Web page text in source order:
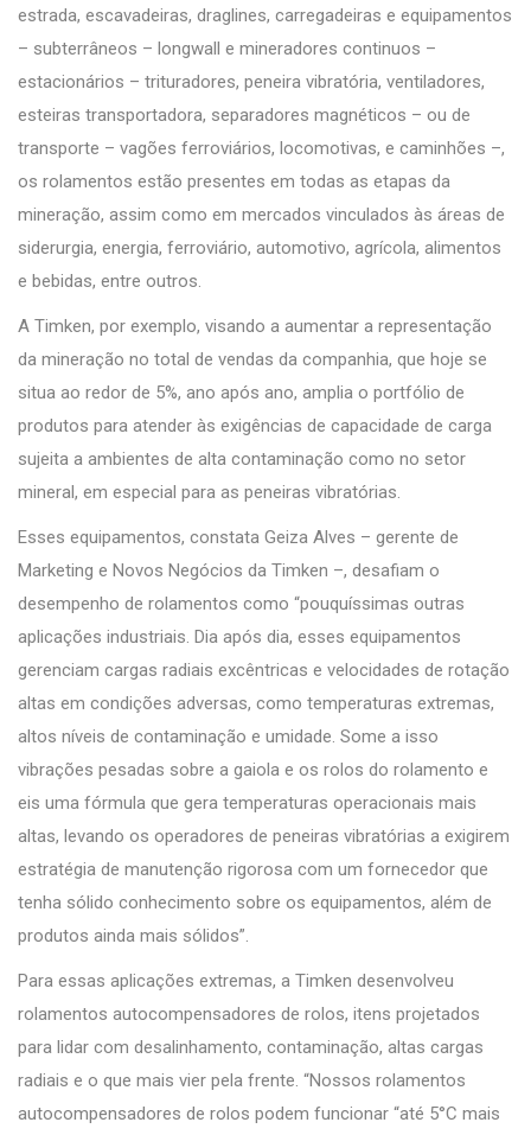
estrada, escavadeiras, draglines, carregadeiras e equipamentos
– subterrâneos – longwall e mineradores continuos –
estacionários – trituradores, peneira vibratória, ventiladores,
esteiras transportadora, separadores magnéticos – ou de
transporte – vagões ferroviários, locomotivas, e caminhões –,
os rolamentos estão presentes em todas as etapas da
mineração, assim como em mercados vinculados às áreas de
siderurgia, energia, ferroviário, automotivo, agrícola, alimentos
e bebidas, entre outros.
A Timken, por exemplo, visando a aumentar a representação
da mineração no total de vendas da companhia, que hoje se
situa ao redor de 5%, ano após ano, amplia o portfólio de
produtos para atender às exigências de capacidade de carga
sujeita a ambientes de alta contaminação como no setor
mineral, em especial para as peneiras vibratórias.
Esses equipamentos, constata Geiza Alves – gerente de
Marketing e Novos Negócios da Timken –, desafiam o
desempenho de rolamentos como “pouquíssimas outras
aplicações industriais. Dia após dia, esses equipamentos
gerenciam cargas radiais excêntricas e velocidades de rotação
altas em condições adversas, como temperaturas extremas,
altos níveis de contaminação e umidade. Some a isso
vibrações pesadas sobre a gaiola e os rolos do rolamento e
eis uma fórmula que gera temperaturas operacionais mais
altas, levando os operadores de peneiras vibratórias a exigirem
estratégia de manutenção rigorosa com um fornecedor que
tenha sólido conhecimento sobre os equipamentos, além de
produtos ainda mais sólidos”.
Para essas aplicações extremas, a Timken desenvolveu
rolamentos autocompensadores de rolos, itens projetados
para lidar com desalinhamento, contaminação, altas cargas
radiais e o que mais vier pela frente. “Nossos rolamentos
autocompensadores de rolos podem funcionar “até 5°C mais